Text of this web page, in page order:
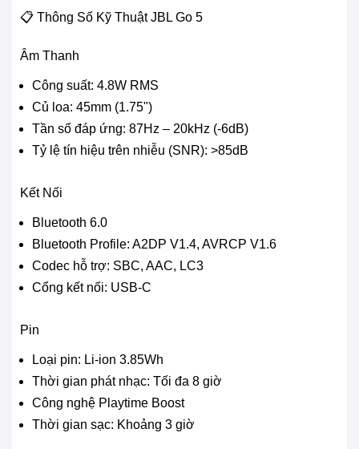
📋 Thông Số Kỹ Thuật JBL Go 5
Âm Thanh
Công suất: 4.8W RMS
Củ loa: 45mm (1.75")
Tần số đáp ứng: 87Hz – 20kHz (-6dB)
Tỷ lệ tín hiệu trên nhiễu (SNR): >85dB
Kết Nối
Bluetooth 6.0
Bluetooth Profile: A2DP V1.4, AVRCP V1.6
Codec hỗ trợ: SBC, AAC, LC3
Cổng kết nối: USB-C
Pin
Loại pin: Li-ion 3.85Wh
Thời gian phát nhạc: Tối đa 8 giờ
Công nghệ Playtime Boost
Thời gian sạc: Khoảng 3 giờ